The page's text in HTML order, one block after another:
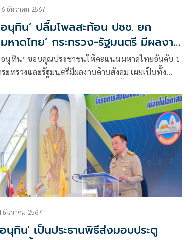
ธันวาคม 2567
อนุทิน’ ปลื้มโพลสะท้อน ปชช. ยก
มหาดไทย’ กระทรวง-รัฐมนตรี มีผลงาน
านสังคม
อนุทิน’ ขอบคุณประชาชนให้คะแนนมหาดไทยอันดับ 1
ระทรวงและรัฐมนตรีมีผลงานด้านสังคม เผยเป็นทั้ง
และประเทศชาติ
ธันวาคม 2567
นุทิน' เป็นประธานพิธีส่งมอบประตู